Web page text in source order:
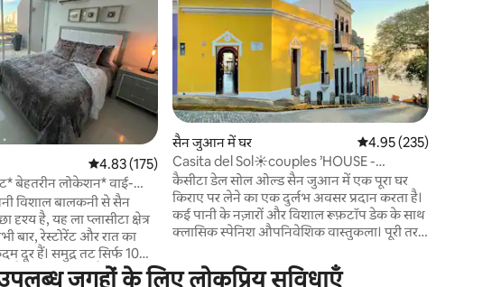
औसत रेटिंग 5 में से 4.83, 175 समीक्षाएँ
4.83 (175)
बेहतरीन लोकेशन* वाई-
24/7 चेक इन
विशाल बालकनी से सैन
है, यह ला प्लासीटा क्षेत्र
बार, रेस्टोरेंट और रात का
तट सिर्फ 10
पर है और (एसजेयू) सैन जुआन
सैन जुआन में घर औसत रेटिंग 5 में से 4.95,
4.95 (235)
Casita del Sol☀️couples ’HOUSE -
rooftop, पानी के नज़ारे
कैसीटा डेल सोल ओल्ड सैन जुआन में एक पूरा घर
किराए पर लेने का एक दुर्लभ अवसर प्रदान करता है।
कई पानी के नज़ारों और विशाल रूफ़टॉप डेक के साथ
क्लासिक स्पेनिश औपनिवेशिक वास्तुकला। पूरी तरह
लिए पर्याप्त विशाल हो सकता है या एक के लिए
पर्याप्त आरामदायक हो सकता है। एक शांत और
जगहों के लिए लोकप्रिय सुविधाएँ